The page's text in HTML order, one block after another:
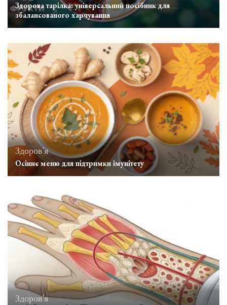
Здорова тарілка: універсальний посібник для
збалансованого харчування
Здоров'я
Осіннє меню для підтримки імунітету
Здоров'я